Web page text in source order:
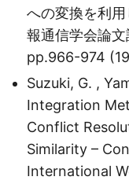
への変換を利
報通信学会論
pp.966-974
Suzuki, G. ,
Integration
Conflict
Similarity –
International